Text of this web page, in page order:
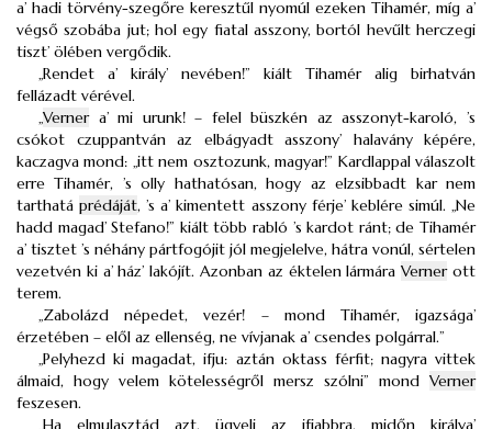
a’ hadi törvény-szegőre keresztűl nyomúl ezeken Tihamér, míg a’
végső szobába jut; hol egy fiatal asszony, bortól hevűlt herczegi
tiszt’ ölében vergődik.
„Rendet a’ király’ nevében!” kiált Tihamér alig birhatván
fellázadt vérével.
„Vernera’ mi urunk! – felel büszkén az asszonyt-karoló, ’s
csókot czuppantván az elbágyadt asszony’ halavány képére,
kaczagva mond: „itt nem osztozunk, magyar!” Kardlappal válaszolt
erre Tihamér, ’s olly hathatósan, hogy az elzsibbadt kar nem
tarthatáprédáját, ’s a’ kimentett asszony férje’ keblére simúl. „Ne
hadd magad’ Stefano!” kiált több rabló ’s kardot ránt; de Tihamér
a’ tisztet ’s néhány pártfogójit jól megjelelve, hátra vonúl, sértelen
vezetvén ki a’ ház’ lakójít. Azonban az éktelen lármáraVernerott
terem.
„Zabolázd népedet, vezér! – mond Tihamér, igazsága’
érzetében – elől az ellenség, ne vívjanak a’ csendes polgárral.”
„Pelyhezd ki magadat, ifju: aztán oktass férfit; nagyra vittek
álmaid, hogy velem kötelességről mersz szólni” mond Verner
feszesen.